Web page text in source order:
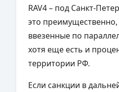
RAV4 – под Санкт-
это
ввезенные по
хотя еще есть и
территории РФ.
Если санкции в